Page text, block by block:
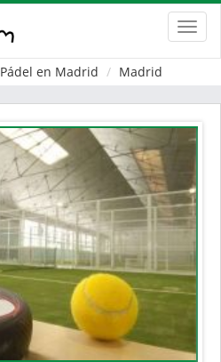
Pádel en Madrid Madrid